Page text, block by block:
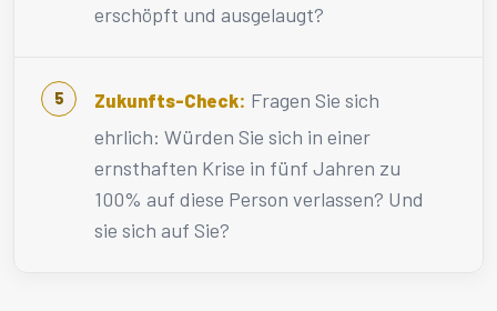
erschöpft und ausgelaugt?
Zukunfts-Check: Fragen Sie sich
ehrlich: Würden Sie sich in einer
ernsthaften Krise in fünf Jahren zu
100% auf diese Person verlassen? Und
sie sich auf Sie?